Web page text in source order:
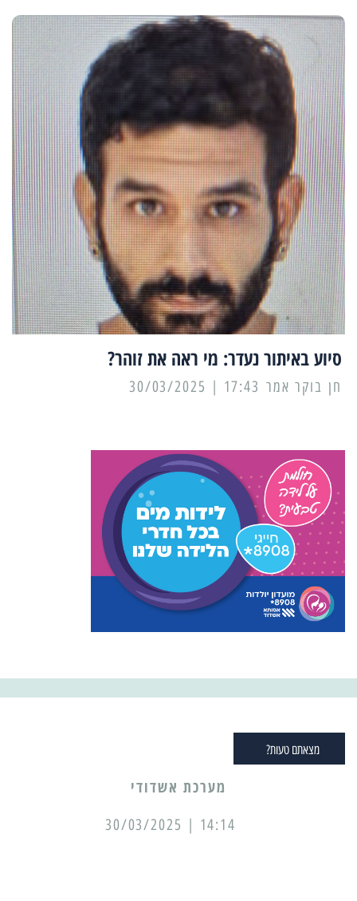
סיוע באיתור נעדר: מי ראה את זוהר?
17:43 | 30/03/2025
מצאתם טעות?
מערכת אשדודי
14:14 | 30/03/2025